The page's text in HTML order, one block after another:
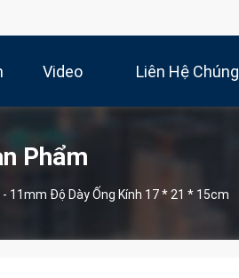
Video Liên Hệ Chúng
Phẩm
11mm Độ Dày Ống Kính 17 * 21 * 15cm